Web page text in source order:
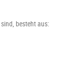
sind, besteht aus: